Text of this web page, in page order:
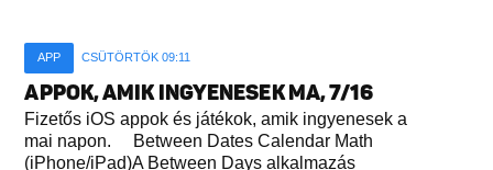
APP CSÜTÖRTÖK 09:11
APPOK, AMIK INGYENESEK MA, 7/16
Fizetős iOS appok és játékok, amik ingyenesek a
mai napon. Between Dates Calendar Math
(iPhone/iPad)A Between Days alkalmazás